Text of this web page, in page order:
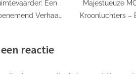
Een
Verhaal
Majestueuze
Kroonluchters –
reactie